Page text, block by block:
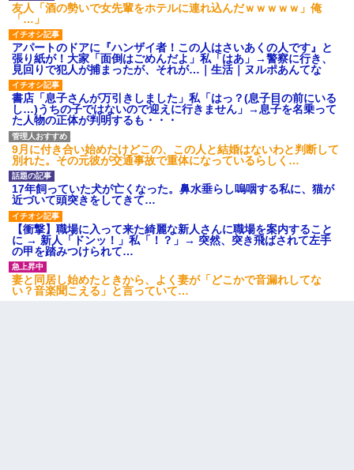
友人「酒の勢いで女先輩をホテルに連れ込んだｗｗｗｗｗ」俺
「…」
アパートのドアに『ハンザイ者！この人はさいあくの人です』と
張り紙が！大家「面倒はごめんだよ」私「はあ」→警察に行き、
見回りで犯人が捕まったが、それが…｜生活｜ヌルポあんてな
書店「息子さんが万引きしました」私「はっ？(息子目の前にいる
し…)うちの子ではないので迎えに行きません」→息子を名乗って
た人物の正体が判明するも・・・
9月に付き合い始めたけどこの、この人と結婚はないわと判断して
別れた。その元彼が交通事故で重体になっているらしく…
17年飼っていた犬が亡くなった。鼻水垂らし嗚咽する私に、猫が
近づいて頭突きをしてきて…
【衝撃】職場に入って来た綺麗な新人さんに職場を案内すること
に → 新人「ドンッ！」私「！？」→ 突然、突き飛ばされて左手
の甲を踏みつけられて…
妻と同居し始めたときから、よく妻が「どこかで音漏れしてな
い？音楽聞こえる」と言っていて…